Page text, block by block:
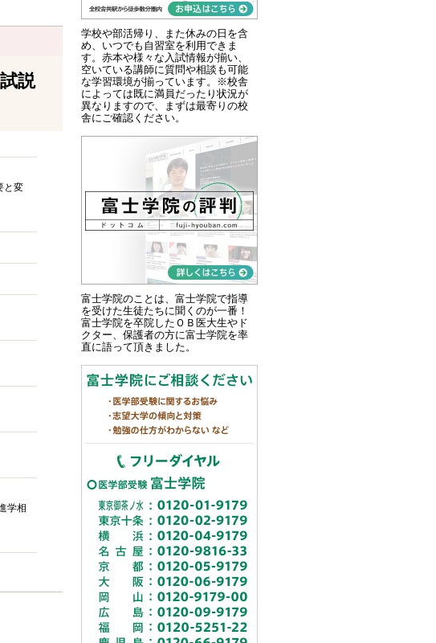
説
と変
学相
学校や部活帰り、また休みの日を含
め、いつでも自習室を利用できま
す。赤本や様々な入試情報が揃い、
空いている講師に質問や相談も可能
な学習環境が揃っています。※校舎
によっては既に満員だったり状況が
異なりますので、まずは最寄りの校
舎にご確認ください。
富士学院のことは、富士学院で指導
を受けた生徒たちに聞くのが一番！
富士学院を卒院したＯＢ医大生やド
クター、保護者の方に富士学院を率
直に語って頂きました。